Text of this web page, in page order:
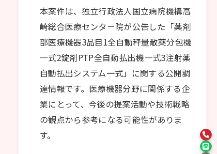
本案件は、独立行政法人国立病院機構高
崎総合医療センター院が公告した「薬剤
部医療機器3品目1全自動秤量散薬分包機
一式2錠剤PTP全自動払出機一式3注射薬
自動払出システム一式」に関する公開調
達情報です。医療機器分野に関係する企
業にとって、今後の提案活動や技術戦略
の観点から参考になる可能性がありま
す。